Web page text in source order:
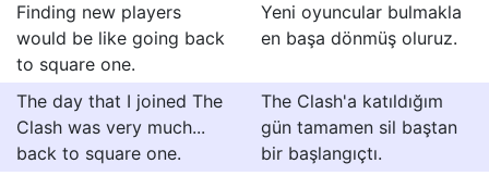
Finding new players
would be like going back
to square one.
Yeni oyuncular bulmakla
en başa dönmüş oluruz.
The day that I joined The
Clash was very much...
back to square one.
The Clash'a katıldığım
gün tamamen sil baştan
bir başlangıçtı.